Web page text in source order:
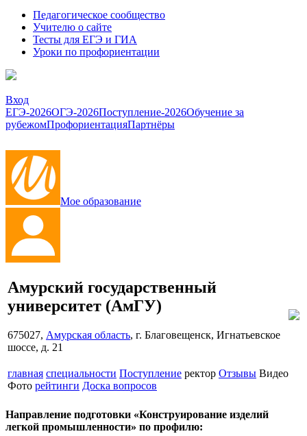
Педагогическое сообщество
Учителю о сайте
Тесты для ЕГЭ и ГИА
Уроки по профориентации
Вход
ЕГЭ-2026ОГЭ-2026Поступление-2026Обучение за
рубежомПрофориентацияПартнёры
Мое образование
Амурский государственный
университет (АмГУ)
675027, Амурская область, г. Благовещенск, Игнатьевское
шоссе, д. 21
главная специальности Поступление ректор Отзывы Видео
Фото рейтинги Доска вопросов
Направление подготовки «Конструирование изделий
легкой промышленности» по профилю: